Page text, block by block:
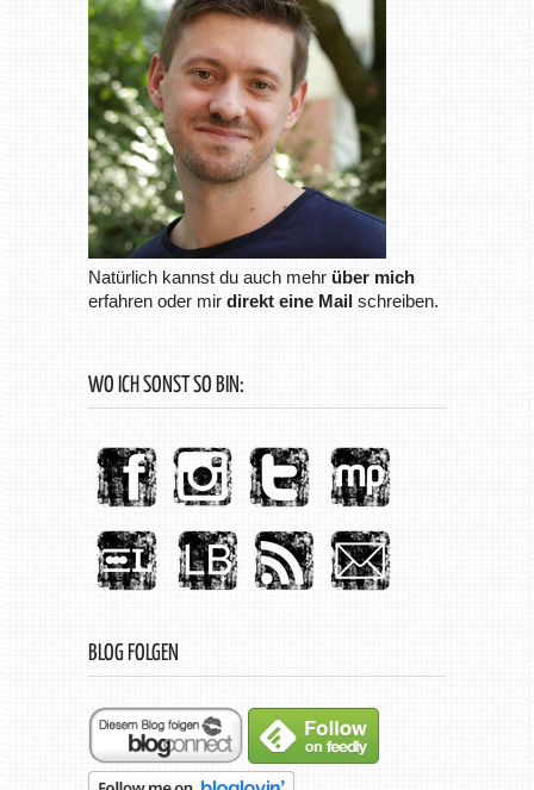
Natürlich kannst du auch mehr über mich
erfahren oder mir direkt eine Mailschreiben.
WO ICH SONST SO BIN:
BLOG FOLGEN